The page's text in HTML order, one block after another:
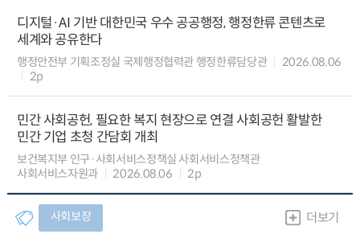
디지털·AI 기반 대한민국 우수 공공행정, 행정한류 콘텐츠로
세계와 공유한다
행정안전부 기획조정실 국제행정협력관 행정한류담당관
2026.08.06
2p
민간 사회공헌, 필요한 복지 현장으로 연결 사회공헌 활발한
민간 기업 초청 간담회 개최
보건복지부 인구·사회서비스정책실 사회서비스정책관
사회서비스자원과
2026.08.06 2p
사회보장 더보기